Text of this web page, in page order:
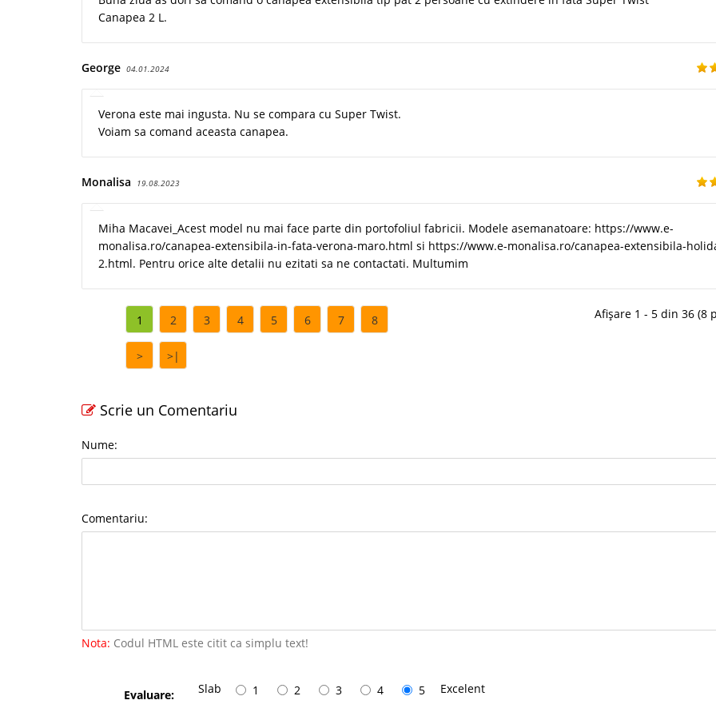
Canapea 2 L.
George 04.01.2024
Verona este mai ingusta. Nu se compara cu Super Twist.
Voiam sa comand aceasta canapea.
Monalisa 19.08.2023
Miha Macavei_Acest model nu mai face parte din portofoliul fabricii. Modele asemanatoare: https://www.e-
monalisa.ro/canapea-extensibila-in-fata-verona-maro.html si https://www.e-monalisa.ro/canapea-extensibila-
2.html. Pentru orice alte detalii nu ezitati sa ne contactati. Multumim
1 2 3 4 5 6 7 8
> >|
Afișare 1 - 5 din 36 (8
Scrie un Comentariu
Nume:
Comentariu:
Nota: Codul HTML este citit ca simplu text!
Evaluare: Slab 1 2 3 4 5 Excelent